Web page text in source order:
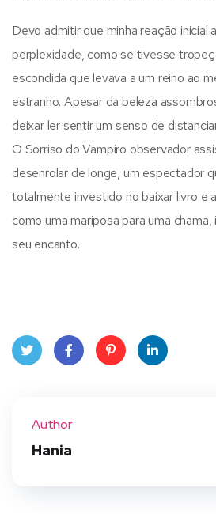
Devo admitir que minha reação inicial
perplexidade, como se tivesse
escondida que levava a um reino ao
estranho. Apesar da beleza
deixar ler sentir um senso de
O Sorriso do Vampiro observador
desenrolar de longe, um espectador
totalmente investido no baixar livro e
como uma mariposa para uma
seu encanto.
Author
Hania